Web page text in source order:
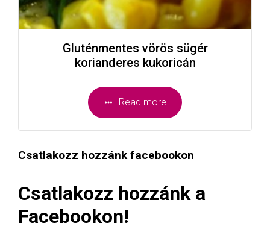
Gluténmentes vörös sügér
korianderes kukoricán
Read more
Csatlakozz hozzánk facebookon
Csatlakozz hozzánk a
Facebookon!